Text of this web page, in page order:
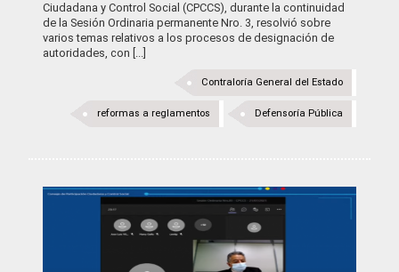
Ciudadana y Control Social (CPCCS), durante la continuidad
de la Sesión Ordinaria permanente Nro. 3, resolvió sobre
varios temas relativos a los procesos de designación de
autoridades, con [...]
Contraloría General del Estado
Defensoría Pública
reformas a reglamentos